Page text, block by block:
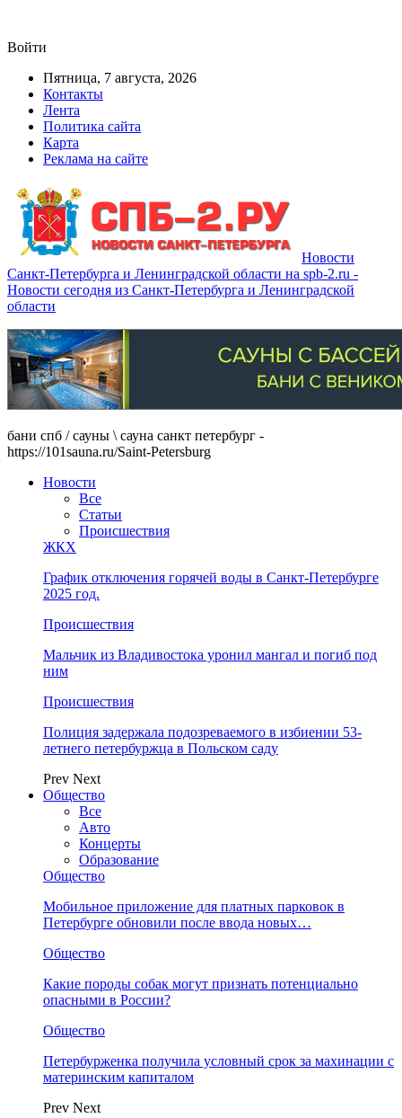
Войти
Пятница, 7 августа, 2026
Контакты
Лента
Политика сайта
Карта
Реклама на сайте
Новости
Санкт-Петербурга и Ленинградской области на spb-2.ru -
Новости сегодня из Санкт-Петербурга и Ленинградской
области
бани спб / сауны \ сауна санкт петербург -
https://101sauna.ru/Saint-Petersburg
Новости
Все
Статьи
Происшествия
ЖКХ
График отключения горячей воды в Санкт-Петербурге
2025 год.
Происшествия
Мальчик из Владивостока уронил мангал и погиб под
ним
Происшествия
Полиция задержала подозреваемого в избиении 53-
летнего петербуржца в Польском саду
Prev Next
Общество
Все
Авто
Концерты
Образование
Общество
Мобильное приложение для платных парковок в
Петербурге обновили после ввода новых…
Общество
Какие породы собак могут признать потенциально
опасными в России?
Общество
Петербурженка получила условный срок за махинации с
материнским капиталом
Prev Next